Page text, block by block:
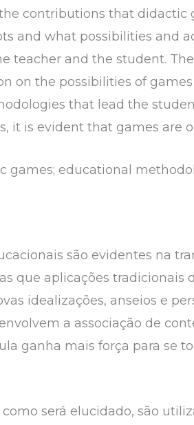
contributions that didactic
and what possibilities and
teacher and the student.
on the possibilities of
that lead the
it is evident that games are
games; educational
são evidentes na
que aplicações
idealizações, anseios e
a associação de
ganha mais força para se
será elucidado, são